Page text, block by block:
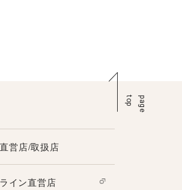
p
a
g
e
t
o
p
営店/取扱店
イン直営店